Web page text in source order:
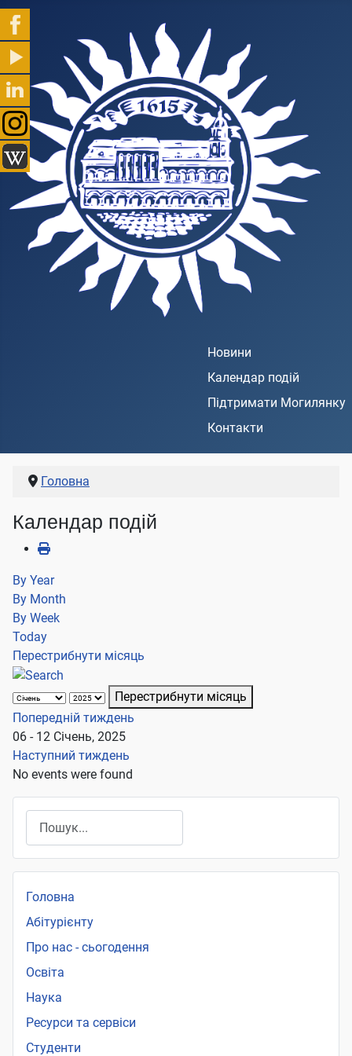
Новини
Календар подій
Підтримати Могилянку
Контакти
Головна
Календар подій
By Year
By Month
By Week
Today
Перестрибнути місяць
Перестрибнути місяць
Попередній тиждень
06 - 12 Січень, 2025
Наступний тиждень
No events were found
Головна
Абітурієнту
Про нас - сьогодення
Освіта
Наука
Ресурси та сервіси
Студенти